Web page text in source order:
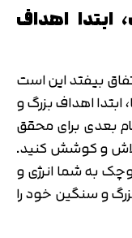
ابتدا اهداف
بیفتد این است
اهداف بزرگ و
بعدی برای محقق
و کوشش کنید.
به شما انرژی و
و سنگین خود را